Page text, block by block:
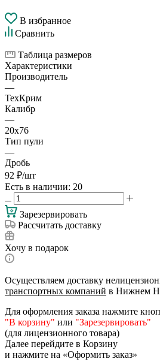
В избранное
Сравнить
Таблица размеров
Характеристики
Производитель
—
ТехКрим
Калибр
—
20х76
Тип пули
—
Дробь
92 ₽/шт
Есть в наличии: 20
Зарезервировать
Рассчитать доставку
Хочу в подарок
Осуществляем доставку
транспортных компаний в Нижнем
Для оформления заказа нажмите
"В корзину" или "Зарезервировать"
(для лицензионного товара)
Далее перейдите в Корзину
и нажмите на «Оформить заказ»